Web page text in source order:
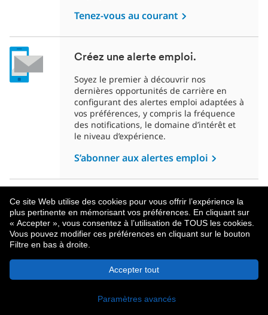
Ce site Web utilise des cookies pour vous offrir l’expérience la
plus pertinente en mémorisant vos préférences. En cliquant sur
« Accepter », vous consentez à l’utilisation de TOUS les cookies.
Vous pouvez modifier ces préférences en cliquant sur le bouton
Filtre en bas à droite.
Accepter tout
Paramètres avancés
Tenez-vous au courant
Créez une alerte emploi.
Soyez le premier à découvrir nos
dernières opportunités de carrière en
configurant des alertes emploi adaptées à
vos préférences, y compris la fréquence
des notifications, le domaine d’intérêt et
le niveau d’expérience.
S’abonner aux alertes emploi
À Propos De MetLife
© 2026 MetLife Services and Solutions, LLC.